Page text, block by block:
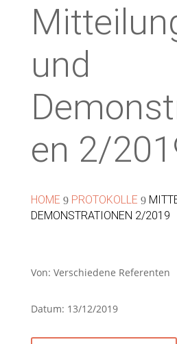
und
en 2/
HOME 9 PROTOKOLLE 9
DEMONSTRATIONEN 2/2019
Von: Verschiedene Referenten
Datum: 13/12/2019